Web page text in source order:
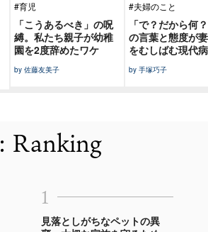
#育児
「こうあるべき」の呪
縛。私たち親子が幼稚
園を2度辞めたワケ
by 佐藤友美子
#夫婦のこと
「で？だから何
の言葉と態度が
をむしばむ現代病
by 手塚巧子
: Ranking
1
見落としがちなペットの異